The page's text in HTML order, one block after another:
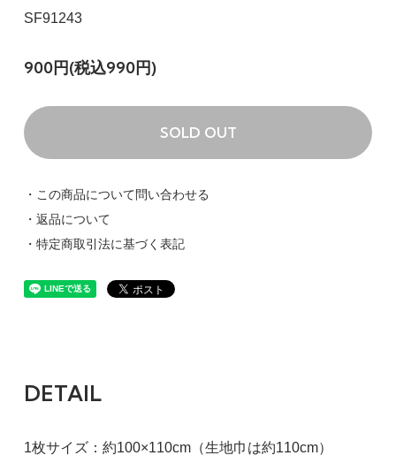
SF91243
900円(税込990円)
SOLD OUT
・この商品について問い合わせる
・返品について
・特定商取引法に基づく表記
DETAIL
1枚サイズ：約100×110cm（生地巾は約110cm）